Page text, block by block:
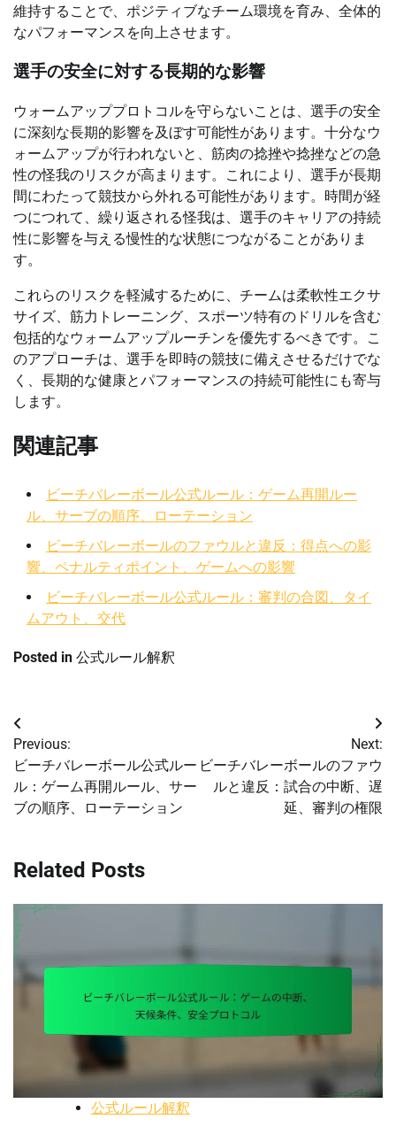
維持することで、ポジティブなチーム環境を育み、全体的
なパフォーマンスを向上させます。
選手の安全に対する長期的な影響
ウォームアッププロトコルを守らないことは、選手の安全
に深刻な長期的影響を及ぼす可能性があります。十分なウ
ォームアップが行われないと、筋肉の捻挫や捻挫などの急
性の怪我のリスクが高まります。これにより、選手が長期
間にわたって競技から外れる可能性があります。時間が経
つにつれて、繰り返される怪我は、選手のキャリアの持続
性に影響を与える慢性的な状態につながることがありま
す。
これらのリスクを軽減するために、チームは柔軟性エクサ
サイズ、筋力トレーニング、スポーツ特有のドリルを含む
包括的なウォームアップルーチンを優先するべきです。こ
のアプローチは、選手を即時の競技に備えさせるだけでな
く、長期的な健康とパフォーマンスの持続可能性にも寄与
します。
関連記事
ビーチバレーボール公式ルール：ゲーム再開ルー
ル、サーブの順序、ローテーション
ビーチバレーボールのファウルと違反：得点への影
響、ペナルティポイント、ゲームへの影響
ビーチバレーボール公式ルール：審判の合図、タイ
ムアウト、交代
Posted in 公式ルール解釈
Post
navigation
Previous:
ビーチバレーボール公式ルー
ル：ゲーム再開ルール、サー
ブの順序、ローテーション
Next:
ビーチバレーボールのファウ
ルと違反：試合の中断、遅
延、審判の権限
Related Posts
公式ルール解釈